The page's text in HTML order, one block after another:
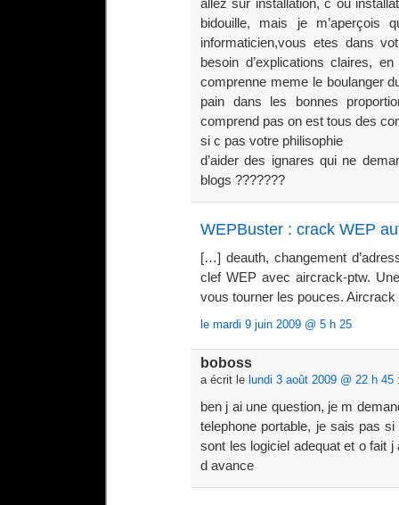
allez sur installation, c ou
bidouille, mais je m’aperçois
informaticien,vous etes dans
besoin d’explications claires,
comprenne meme le boulanger
pain dans les bonnes
comprend pas on est tous des
si c pas votre philisophie
d’aider des ignares qui ne
blogs ???????
WEPBuster : crack WEP
[…] deauth, changement
clef WEP avec aircrack-ptw.
vous tourner les pouces.
le mardi 9 juin 2009 @ 5 h 25
boboss
a écrit le lundi 3 août 2009 @ 22 h 45
ben j ai une question, je m
telephone portable, je sais pas
sont les logiciel adequat et o fait
d avance